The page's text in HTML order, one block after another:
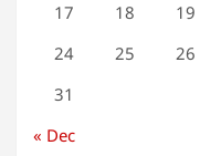
17 18 19
24
25 26
31
« Dec